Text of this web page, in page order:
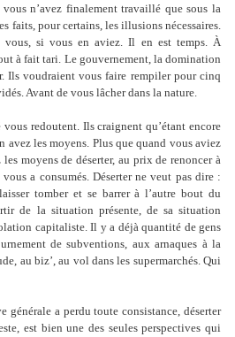
vous n’avez finalement travaillé que sous la
faits, pour certains, les illusions nécessaires.
vous, si vous en aviez. Il en est temps. À
à fait tari. Le gouvernement, la domination
Ils voudraient vous faire rempiler pour cinq
Avant de vous lâcher dans la nature.
redoutent. Ils craignent qu’étant encore
avez les moyens. Plus que quand vous aviez
moyens de déserter, au prix de renoncer à
a consumés. Déserter ne veut pas dire :
tomber et se barrer à l’autre bout du
de la situation présente, de sa situation
capitaliste. Il y a déjà quantité de gens
de subventions, aux arnaques à la
au biz’, au vol dans les supermarchés. Qui
générale a perdu toute consistance, déserter
est bien une des seules perspectives qui